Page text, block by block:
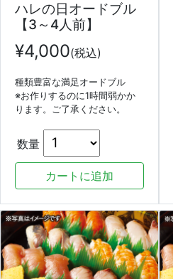
ハレの日オードブル
【3～4人前】
¥4,000(税込)
種類豊富な満足オードブル
※お作りするのに1時間弱かか
ります。ご了承ください。
数量